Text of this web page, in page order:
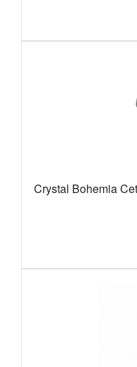
Crystal Bohemia